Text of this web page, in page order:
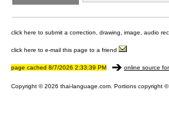
click here to submit a correction, drawing, image, audio
click here to e-mail this page to a friend
page cached 8/7/2026 2:33:39 PM online source
Copyright © 2026 thai-language.com. Portions copyright